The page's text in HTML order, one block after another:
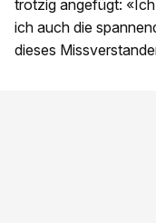
trotzig angefügt:
ich auch die
dieses